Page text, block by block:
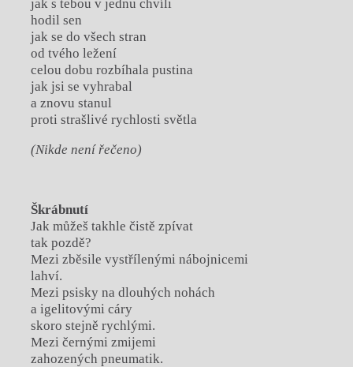
jak s tebou v jednu chvíli
hodil sen
jak se do všech stran
od tvého ležení
celou dobu rozbíhala pustina
jak jsi se vyhrabal
a znovu stanul
proti strašlivé rychlosti světla
(Nikde není řečeno)
Škrábnutí
Jak můžeš takhle čistě zpívat
tak pozdě?
Mezi zběsile vystřílenými nábojnicemi
lahví.
Mezi psisky na dlouhých nohách
a igelitovými cáry
skoro stejně rychlými.
Mezi černými zmijemi
zahozených pneumatik.